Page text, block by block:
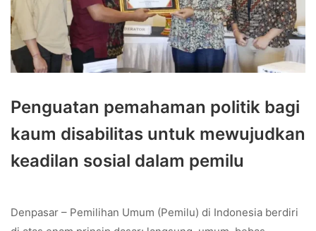
Penguatan pemahaman politik bagi
kaum disabilitas untuk mewujudkan
keadilan sosial dalam pemilu
Denpasar – Pemilihan Umum (Pemilu) di Indonesia berdiri